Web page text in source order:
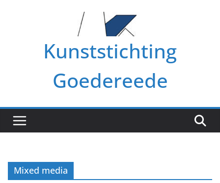
Kunststichting
Goedereede
Mixed media